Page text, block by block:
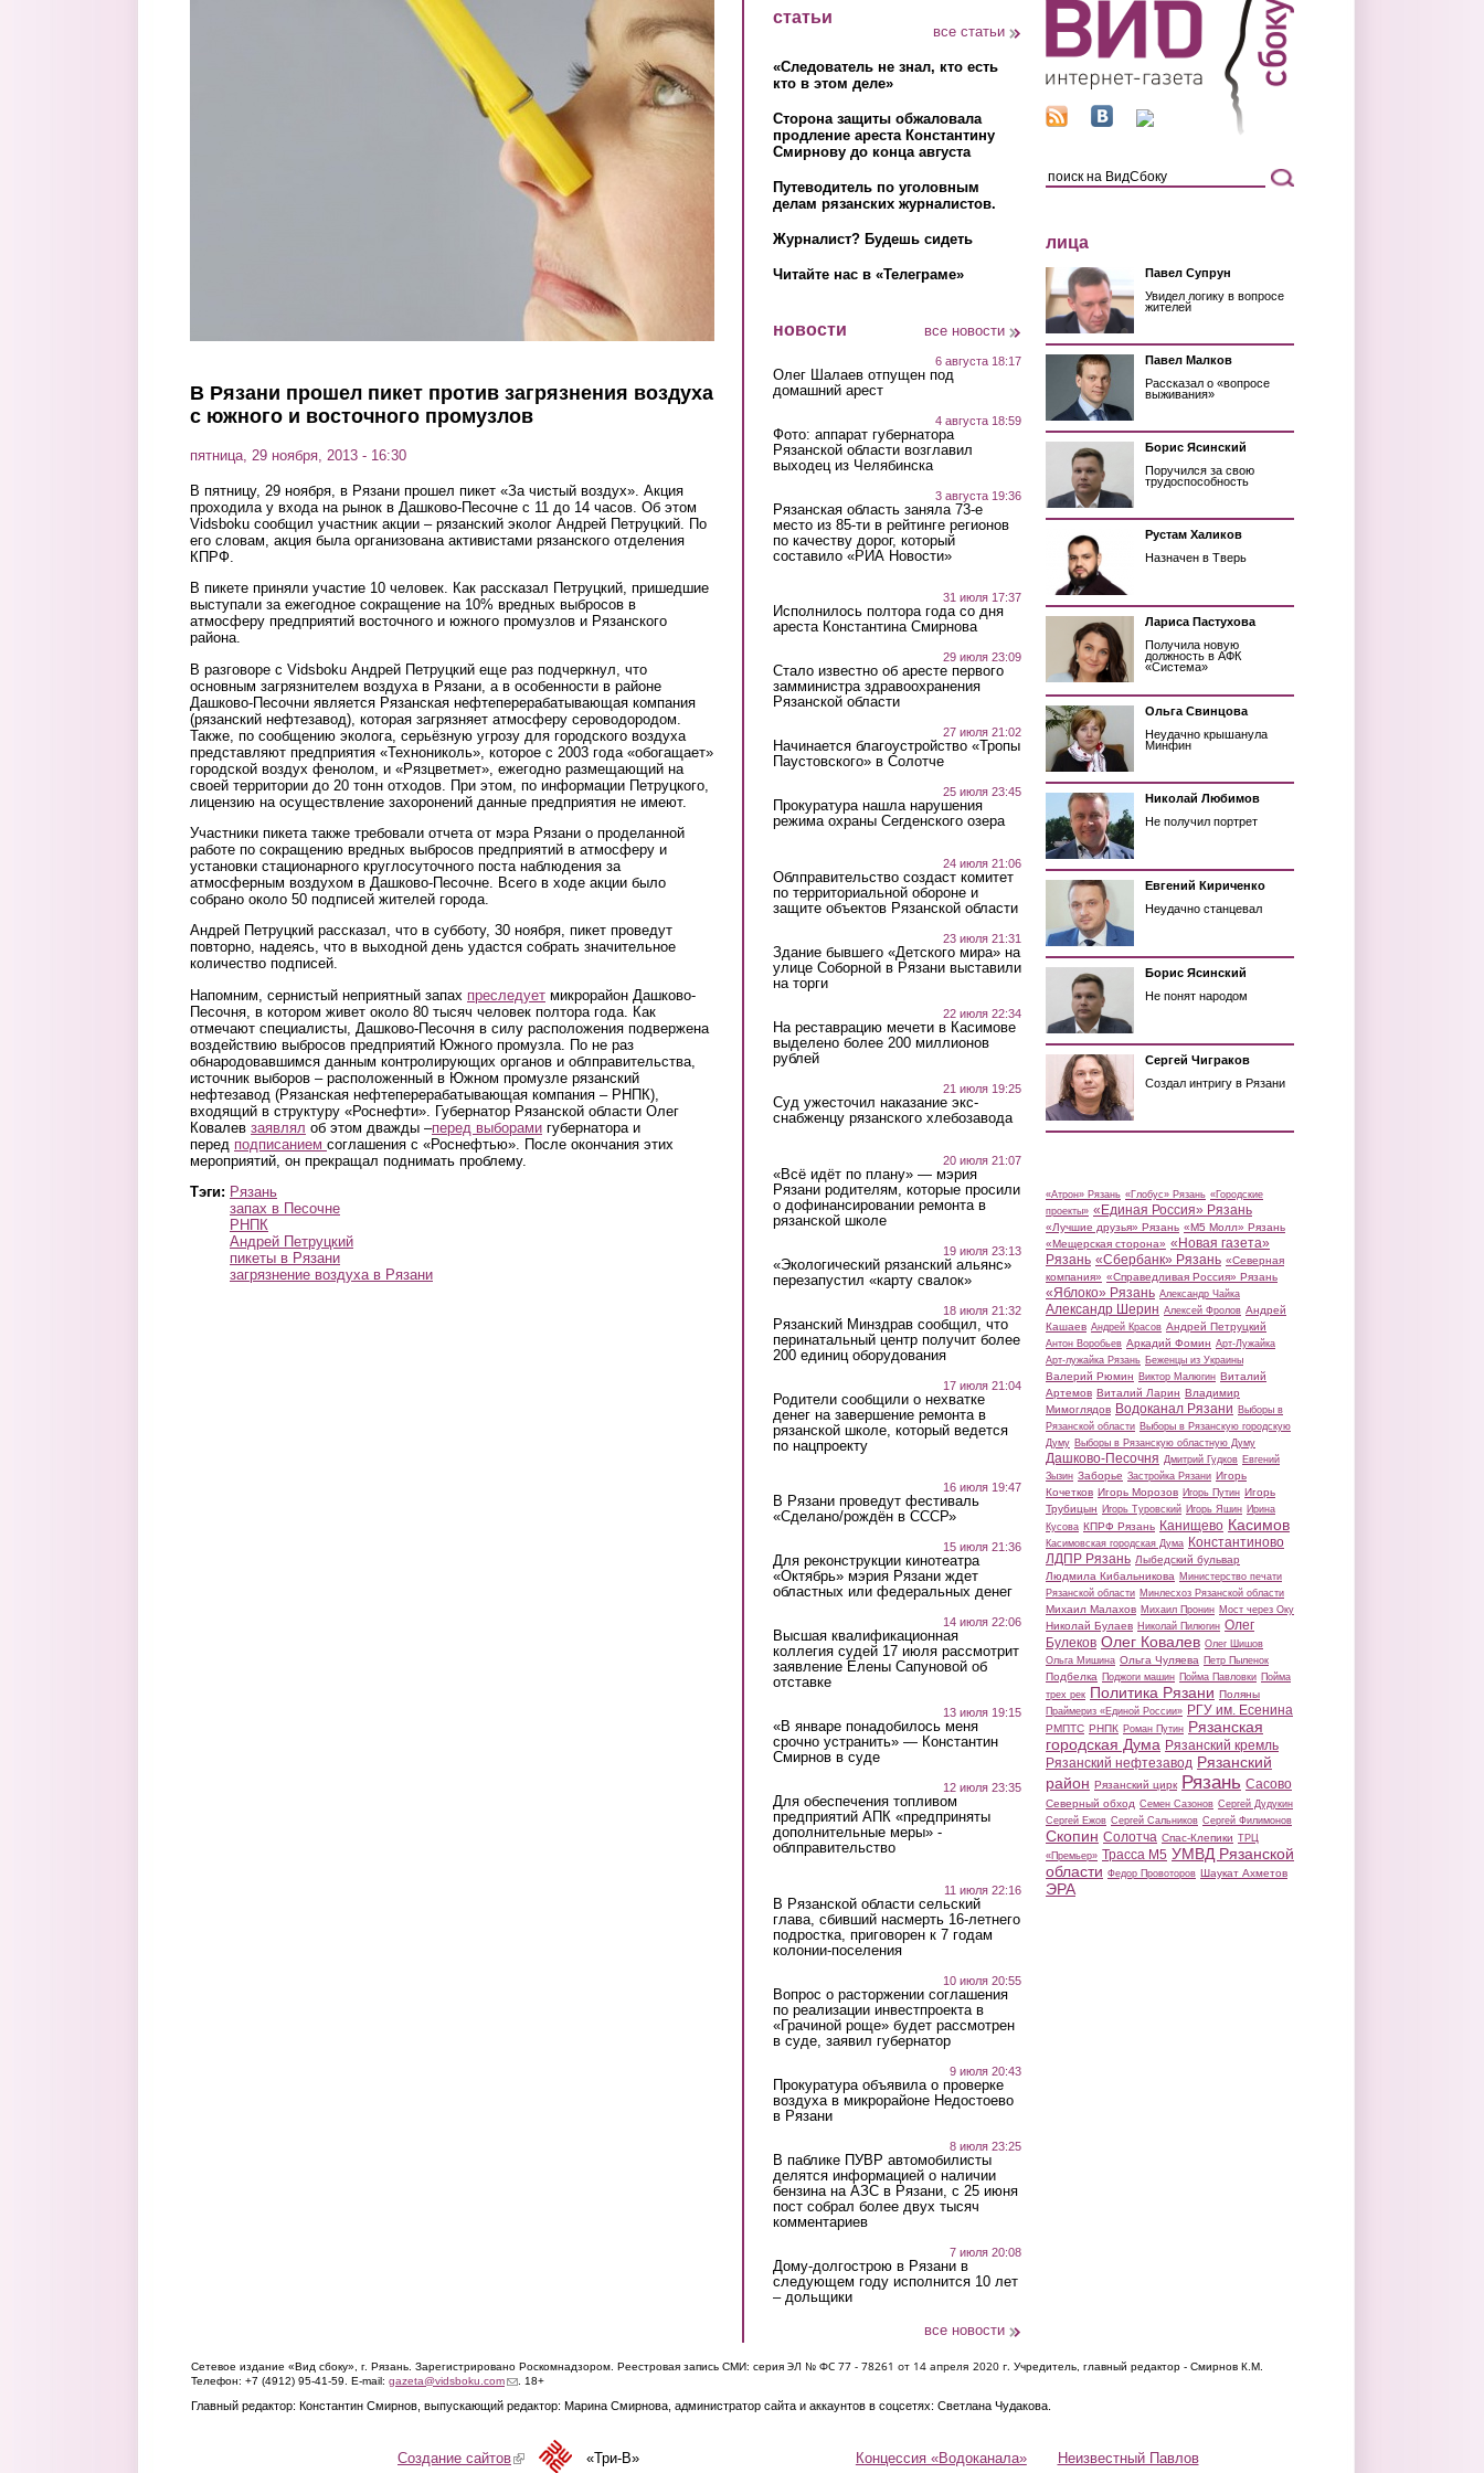
В Рязани прошел пикет против загрязнения воздуха
с южного и восточного промузлов
пятница, 29 ноября, 2013 - 16:30
В пятницу, 29 ноября, в Рязани прошел пикет «За чистый воздух». Акция
проходила у входа на рынок в Дашково-Песочне с 11 до 14 часов. Об этом
Vidsboku сообщил участник акции – рязанский эколог Андрей Петруцкий. По
его словам, акция была организована активистами рязанского отделения
КПРФ.
В пикете приняли участие 10 человек. Как рассказал Петруцкий, пришедшие
выступали за ежегодное сокращение на 10% вредных выбросов в
атмосферу предприятий восточного и южного промузлов и Рязанского
района.
В разговоре с Vidsboku Андрей Петруцкий еще раз подчеркнул, что
основным загрязнителем воздуха в Рязани, а в особенности в районе
Дашково-Песочни является Рязанская нефтеперерабатывающая компания
(рязанский нефтезавод), которая загрязняет атмосферу сероводородом.
Также, по сообщению эколога, серьёзную угрозу для городского воздуха
представляют предприятия «Технониколь», которое с 2003 года «обогащает»
городской воздух фенолом, и «Рязцветмет», ежегодно размещающий на
своей территории до 20 тонн отходов. При этом, по информации Петруцкого,
лицензию на осуществление захоронений данные предприятия не имеют.
Участники пикета также требовали отчета от мэра Рязани о проделанной
работе по сокращению вредных выбросов предприятий в атмосферу и
установки стационарного круглосуточного поста наблюдения за
атмосферным воздухом в Дашково-Песочне. Всего в ходе акции было
собрано около 50 подписей жителей города.
Андрей Петруцкий рассказал, что в субботу, 30 ноября, пикет проведут
повторно, надеясь, что в выходной день удастся собрать значительное
количество подписей.
Напомним, сернистый неприятный запах преследует микрорайон Дашково-
Песочня, в котором живет около 80 тысяч человек полтора года. Как
отмечают специалисты, Дашково-Песочня в силу расположения подвержена
воздействию выбросов предприятий Южного промузла. По не раз
обнародовавшимся данным контролирующих органов и облправительства,
источник выборов – расположенный в Южном промузле рязанский
нефтезавод (Рязанская нефтеперерабатывающая компания – РНПК),
входящий в структуру «Роснефти». Губернатор Рязанской области Олег
Ковалев заявлял об этом дважды –перед выборами губернатора и
перед подписанием соглашения с «Роснефтью». После окончания этих
мероприятий, он прекращал поднимать проблему.
Тэги: Рязань
запах в Песочне
РНПК
Андрей Петруцкий
пикеты в Рязани
загрязнение воздуха в Рязани
статьи
все статьи
«Следователь не знал, кто есть
кто в этом деле»
Сторона защиты обжаловала
продление ареста Константину
Смирнову до конца августа
Путеводитель по уголовным
делам рязанских журналистов.
Журналист? Будешь сидеть
Читайте нас в «Телеграме»
новости все новости
6 августа 18:17
Олег Шалаев отпущен под
домашний арест
4 августа 18:59
Фото: аппарат губернатора
Рязанской области возглавил
выходец из Челябинска
3 августа 19:36
Рязанская область заняла 73-е
место из 85-ти в рейтинге регионов
по качеству дорог, который
составило «РИА Новости»
31 июля 17:37
Исполнилось полтора года со дня
ареста Константина Смирнова
29 июля 23:09
Стало известно об аресте первого
замминистра здравоохранения
Рязанской области
27 июля 21:02
Начинается благоустройство «Тропы
Паустовского» в Солотче
25 июля 23:45
Прокуратура нашла нарушения
режима охраны Сегденского озера
24 июля 21:06
Облправительство создаст комитет
по территориальной обороне и
защите объектов Рязанской области
23 июля 21:31
Здание бывшего «Детского мира» на
улице Соборной в Рязани выставили
на торги
22 июля 22:34
На реставрацию мечети в Касимове
выделено более 200 миллионов
рублей
21 июля 19:25
Суд ужесточил наказание экс-
снабженцу рязанского хлебозавода
20 июля 21:07
«Всё идёт по плану» — мэрия
Рязани родителям, которые просили
о дофинансировании ремонта в
рязанской школе
19 июля 23:13
«Экологический рязанский альянс»
перезапустил «карту свалок»
18 июля 21:32
Рязанский Минздрав сообщил, что
перинатальный центр получит более
200 единиц оборудования
17 июля 21:04
Родители сообщили о нехватке
денег на завершение ремонта в
рязанской школе, который ведется
по нацпроекту
16 июля 19:47
В Рязани проведут фестиваль
«Сделано/рождён в СССР»
15 июля 21:36
Для реконструкции кинотеатра
«Октябрь» мэрия Рязани ждет
областных или федеральных денег
14 июля 22:06
Высшая квалификационная
коллегия судей 17 июля рассмотрит
заявление Елены Сапуновой об
отставке
13 июля 19:15
«В январе понадобилось меня
срочно устранить» — Константин
Смирнов в суде
12 июля 23:35
Для обеспечения топливом
предприятий АПК «предприняты
дополнительные меры» -
облправительство
11 июля 22:16
В Рязанской области сельский
глава, сбивший насмерть 16-летнего
подростка, приговорен к 7 годам
колонии-поселения
10 июля 20:55
Вопрос о расторжении соглашения
по реализации инвестпроекта в
«Грачиной роще» будет рассмотрен
в суде, заявил губернатор
9 июля 20:43
Прокуратура объявила о проверке
воздуха в микрорайоне Недостоево
в Рязани
8 июля 23:25
В паблике ПУВР автомобилисты
делятся информацией о наличии
бензина на АЗС в Рязани, с 25 июня
пост собрал более двух тысяч
комментариев
7 июля 20:08
Дому-долгострою в Рязани в
следующем году исполнится 10 лет
– дольщики
все новости
лица
Павел Супрун
Увидел логику в вопросе
жителей
Павел Малков
Рассказал о «вопросе
выживания»
Борис Ясинский
Поручился за свою
трудоспособность
Рустам Халиков
Назначен в Тверь
Лариса Пастухова
Получила новую
должность в АФК
«Система»
Ольга Свинцова
Неудачно крышанула
Минфин
Николай Любимов
Не получил портрет
Евгений Кириченко
Неудачно станцевал
Борис Ясинский
Не понят народом
Сергей Чиграков
Создал интригу в Рязани
«Атрон» Рязань «Глобус» Рязань «Городские
проекты» «Единая Россия» Рязань
«Лучшие друзья» Рязань «М5 Молл» Рязань
«Мещерская сторона» «Новая газета»
Рязань «Сбербанк» Рязань «Северная
компания» «Справедливая Россия» Рязань
«Яблоко» Рязань Александр Чайка
Александр Шерин Алексей Фролов Андрей
Кашаев Андрей Красов Андрей Петруцкий
Антон Воробьев Аркадий Фомин Арт-Лужайка
Арт-лужайка Рязань Беженцы из Украины
Валерий Рюмин Виктор Малюгин Виталий
Артемов Виталий Ларин Владимир
Мимоглядов Водоканал Рязани Выборы в
Рязанской области Выборы в Рязанскую городскую
Думу Выборы в Рязанскую областную Думу
Дашково-Песочня Дмитрий Гудков Евгений
Зызин Заборье Застройка Рязани Игорь
Кочетков Игорь Морозов Игорь Путин Игорь
Трубицын Игорь Туровский Игорь Яшин Ирина
Кусова КПРФ Рязань Канищево Касимов
Касимовская городская Дума Константиново
ЛДПР Рязань Лыбедский бульвар
Людмила Кибальникова Министерство печати
Рязанской области Минлесхоз Рязанской области
Михаил Малахов Михаил Пронин Мост через Оку
Николай Булаев Николай Пилюгин Олег
Булеков Олег Ковалев Олег Шишов
Ольга Мишина Ольга Чуляева Петр Пыленок
Подбелка Поджоги машин Пойма Павловки Пойма
трех рек Политика Рязани Поляны
Праймериз «Единой России» РГУ им. Есенина
РМПТС РНПК Роман Путин Рязанская
городская Дума Рязанский кремль
Рязанский нефтезавод Рязанский
район Рязанский цирк Рязань Сасово
Северный обход Семен Сазонов Сергей Дудукин
Сергей Ежов Сергей Сальников Сергей Филимонов
Скопин Солотча Спас-Клепики ТРЦ
«Премьер» Трасса М5 УМВД Рязанской
области Федор Провоторов Шаукат Ахметов
ЭРА
Сетевое издание «Вид сбоку», г. Рязань. Зарегистрировано Роскомнадзором. Реестровая запись СМИ: серия ЭЛ № ФС 77 - 78261 от 14 апреля 2020 г. Учредитель, главный редактор - Смирнов К.М.
Телефон: +7 (4912) 95-41-59. E-mail: gazeta@vidsboku.com(link sends e-mail)
. 18+
Главный редактор: Константин Смирнов, выпускающий редактор: Марина Смирнова, администратор сайта и аккаунтов в соцсетях: Светлана Чудакова.
Концессия «Водоканала» Неизвестный Павлов
Создание сайтов(link is external)«Три-В»